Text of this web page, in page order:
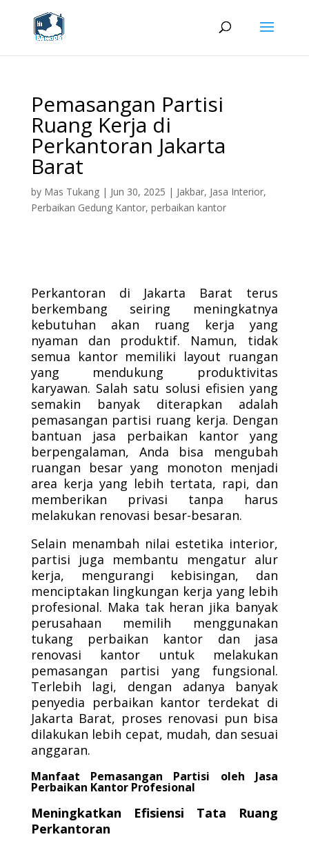
Pemasangan Partisi
Ruang Kerja di
Perkantoran Jakarta
Barat
by Mas Tukang| Jun 30, 2025 | Jakbar, Jasa Interior,
Perbaikan Gedung Kantor, perbaikan kantor
Perkantoran di Jakarta Barat terus
berkembang seiring meningkatnya
kebutuhan akan ruang kerja yang
nyaman dan produktif. Namun, tidak
semua kantor memiliki layout ruangan
yang mendukung produktivitas
karyawan. Salah satu solusi efisien yang
semakin banyak diterapkan adalah
pemasangan partisi ruang kerja. Dengan
bantuan jasa perbaikan kantor yang
berpengalaman, Anda bisa mengubah
ruangan besar yang monoton menjadi
area kerja yang lebih tertata, rapi, dan
memberikan privasi tanpa harus
melakukan renovasi besar-besaran.
Selain menambah nilai estetika interior,
partisi juga membantu mengatur alur
kerja, mengurangi kebisingan, dan
menciptakan lingkungan kerja yang lebih
profesional. Maka tak heran jika banyak
perusahaan memilih menggunakan
tukang perbaikan kantor dan jasa
renovasi kantor untuk melakukan
pemasangan partisi yang fungsional.
Terlebih lagi, dengan adanya banyak
penyedia perbaikan kantor terdekat di
Jakarta Barat, proses renovasi pun bisa
dilakukan lebih cepat, mudah, dan sesuai
anggaran.
Manfaat Pemasangan Partisi oleh Jasa
Perbaikan Kantor Profesional
Meningkatkan Efisiensi Tata Ruang
Perkantoran